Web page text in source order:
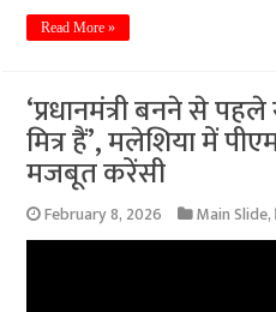
Read More »
‘प्रधानमंत्री बनने से
मित्र हैं’, मलेशिया में
मजबूत करेंसी
February 8, 2026 Main Slide,